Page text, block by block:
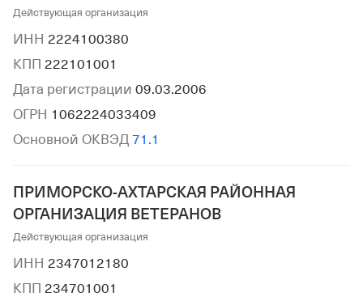
Действующая организация
ИНН 2224100380
КПП 222101001
Дата регистрации 09.03.2006
ОГРН 1062224033409
Основной ОКВЭД 71.1
ПРИМОРСКО-АХТАРСКАЯ РАЙОННАЯ
ОРГАНИЗАЦИЯ ВЕТЕРАНОВ
Действующая организация
ИНН 2347012180
КПП 234701001